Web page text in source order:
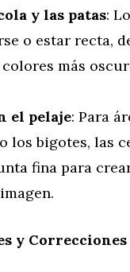
y las patas:
o estar recta,
más
el pelaje: Para
los bigotes, las
fina para
y Correcciones